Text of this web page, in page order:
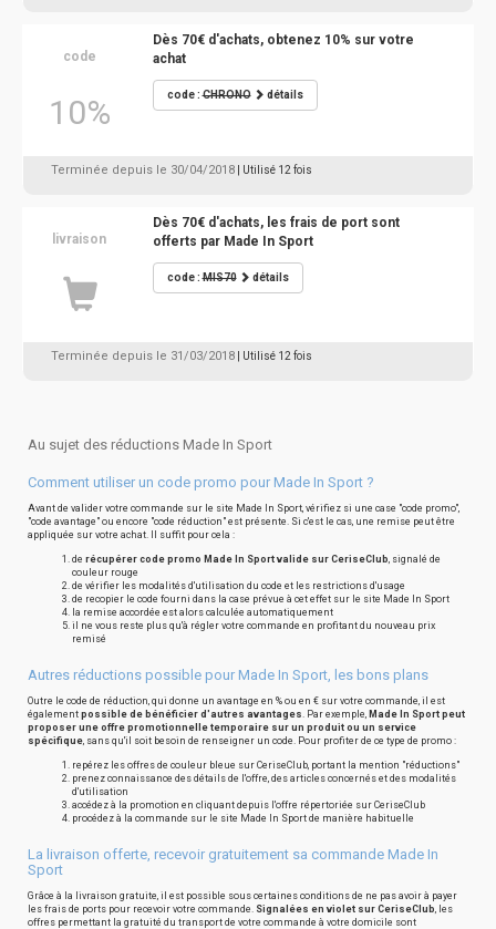
code
10%
Dès 70€ d'achats, obtenez 10% sur votre
achat
code :CHRONO détails
Terminée depuis le 30/04/2018 | Utilisé 12 fois
livraison
Dès 70€ d'achats, les frais de port sont
offerts par Made In Sport
code :MIS70 détails
Terminée depuis le 31/03/2018 | Utilisé 12 fois
Au sujet des réductions Made In Sport
Comment utiliser un code promo pour Made In Sport ?
Avant de valider votre commande sur le site Made In Sport, vérifiez si une case "code promo",
"code avantage" ou encore "code réduction" est présente. Si c'est le cas, une remise peut être
appliquée sur votre achat. Il suffit pour cela :
de récupérer code promo Made In Sport valide sur CeriseClub, signalé de
couleur rouge
de vérifier les modalités d'utilisation du code et les restrictions d'usage
de recopier le code fourni dans la case prévue à cet effet sur le site Made In Sport
la remise accordée est alors calculée automatiquement
il ne vous reste plus qu'à régler votre commande en profitant du nouveau prix
remisé
Autres réductions possible pour Made In Sport, les bons plans
Outre le code de réduction, qui donne un avantage en % ou en € sur votre commande, il est
également possible de bénéficier d'autres avantages. Par exemple, Made In Sport peut
proposer une offre promotionnelle temporaire sur un produit ou un service
spécifique, sans qu'il soit besoin de renseigner un code. Pour profiter de ce type de promo :
repérez les offres de couleur bleue sur CeriseClub, portant la mention "réductions"
prenez connaissance des détails de l'offre, des articles concernés et des modalités
d'utilisation
accédez à la promotion en cliquant depuis l'offre répertoriée sur CeriseClub
procédez à la commande sur le site Made In Sport de manière habituelle
La livraison offerte, recevoir gratuitement sa commande Made In
Sport
Grâce à la livraison gratuite, il est possible sous certaines conditions de ne pas avoir à payer
les frais de ports pour recevoir votre commande. Signalées en violet sur CeriseClub, les
offres permettant la gratuité du transport de votre commande à votre domicile sont